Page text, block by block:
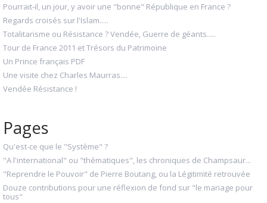
Pourrait-il, un jour, y avoir une "bonne" République en France ?
Regards croisés sur l'Islam.....
Totalitarisme ou Résistance ? Vendée, Guerre de géants.....
Tour de France 2011 et Trésors du Patrimoine
Un Prince français PDF
Une visite chez Charles Maurras....
Vendée Résistance !
Pages
Qu'est-ce que le "Système" ?
"A l'international" ou "thématiques", les chroniques de Champsaur...
"Reprendre le Pouvoir" de Pierre Boutang, ou la Légitimité retrouvée
Douze contributions pour une réflexion de fond sur "le mariage pour
tous"